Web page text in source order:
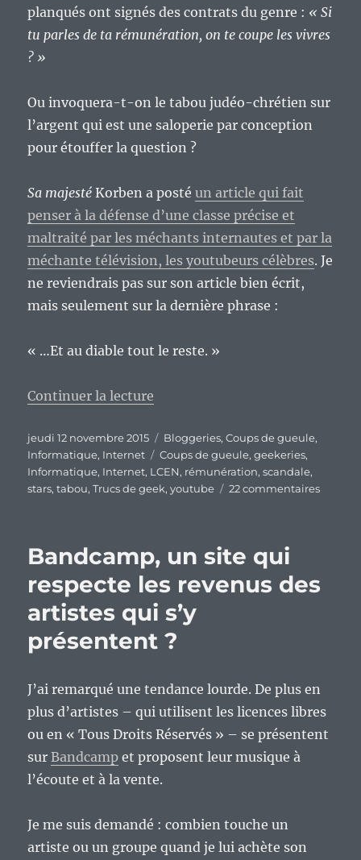
planqués ont signés des contrats du genre : « Si
tu parles de ta rémunération, on te coupe les vivres
? »
Ou invoquera-t-on le tabou judéo-chrétien sur
l’argent qui est une saloperie par conception
pour étouffer la question ?
Sa majesté Korben a postéun article qui fait
penser à la défense d’une classe précise et
maltraité par les méchants internautes et par la
méchante télévision, les youtubeurs célèbres. Je
ne reviendrais pas sur son article bien écrit,
mais seulement sur la dernière phrase :
« …Et au diable tout le reste. »
Continuer la lecture
Publié
le
jeudi 12 novembre 2015 Catégories
Bloggeries,Coups de gueule,
Informatique, Internet Étiquettes
Coups de gueule,geekeries,
Informatique, Internet, LCEN, rémunération,scandale,
stars,tabou,Trucs de geek,youtube 22 commentairessur
la
l’article
20
la
Bandcamp, un site qui
respecte les revenus des
artistes qui s’y
présentent ?
J’ai remarqué une tendance lourde. De plus en
plus d’artistes – qui utilisent les licences libres
ou en « Tous Droits Réservés » – se présentent
surBandcamp et proposent leur musique à
l’écoute et à la vente.
Je me suis demandé : combien touche un
artiste ou un groupe quand je lui achète son